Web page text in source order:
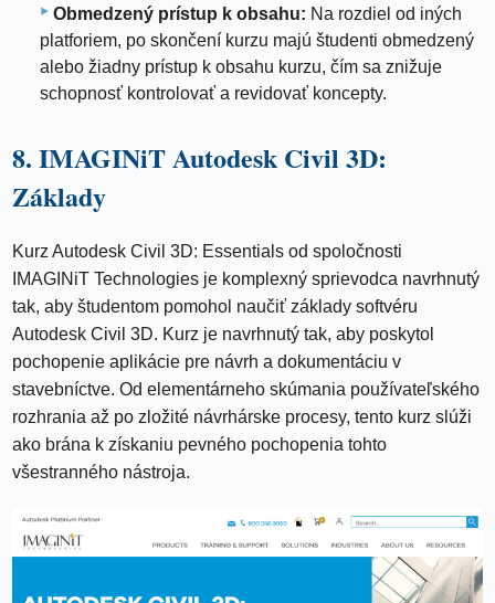
Obmedzený prístup k obsahu: Na rozdiel od iných
platforiem, po skončení kurzu majú študenti obmedzený
alebo žiadny prístup k obsahu kurzu, čím sa znižuje
schopnosť kontrolovať a revidovať koncepty.
8. IMAGINiT Autodesk Civil 3D:
Základy
Kurz Autodesk Civil 3D: Essentials od spoločnosti
IMAGINiT Technologies je komplexný sprievodca navrhnutý
tak, aby študentom pomohol naučiť základy softvéru
Autodesk Civil 3D. Kurz je navrhnutý tak, aby poskytol
pochopenie aplikácie pre návrh a dokumentáciu v
stavebníctve. Od elementárneho skúmania používateľského
rozhrania až po zložité návrhárske procesy, tento kurz slúži
ako brána k získaniu pevného pochopenia tohto
všestranného nástroja.